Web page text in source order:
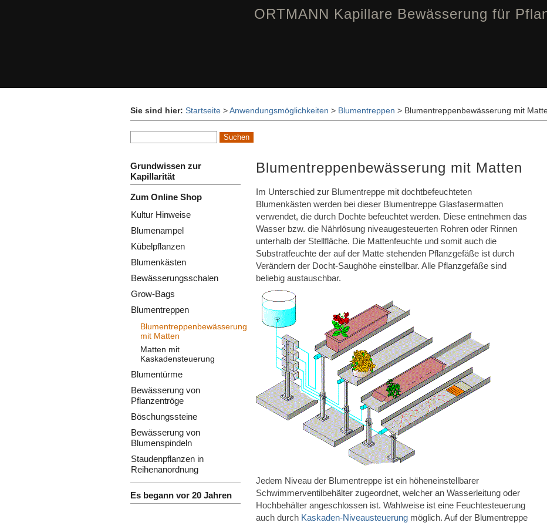
ORTMANN Kapillare Bewässerung für
Sie sind hier: Startseite >Anwendungsmöglichkeiten > Blumentreppen > Blumentreppenbewässerung mit
Grundwissen zur
Kapillarität
Zum Online Shop
Kultur Hinweise
Blumenampel
Kübelpflanzen
Blumenkästen
Bewässerungsschalen
Grow-Bags
Blumentreppen
Blumentreppenbewässerung
mit Matten
Matten mit
Kaskadensteuerung
Blumentürme
Bewässerung von
Pflanzentröge
Böschungssteine
Bewässerung von
Blumenspindeln
Staudenpflanzen in
Reihenanordnung
Es begann vor 20 Jahren
Blumentreppenbewässerung mit Matten
Im Unterschied zur Blumentreppe mit dochtbefeuchteten
Blumenkästen werden bei dieser Blumentreppe Glasfasermatten
verwendet, die durch Dochte befeuchtet werden. Diese entnehmen das
Wasser bzw. die Nährlösung niveaugesteuerten Rohren oder Rinnen
unterhalb der Stellfläche. Die Mattenfeuchte und somit auch die
Substratfeuchte der auf der Matte stehenden Pflanzgefäße ist durch
Verändern der Docht-Saughöhe einstellbar. Alle Pflanzgefäße sind
beliebig austauschbar.
Jedem Niveau der Blumentreppe ist ein höheneinstellbarer
Schwimmerventilbehälter zugeordnet, welcher an Wasserleitung oder
Hochbehälter angeschlossen ist. Wahlweise ist eine Feuchtesteuerung
auch durch Kaskaden-Niveausteuerung möglich. Auf der Blumentreppe